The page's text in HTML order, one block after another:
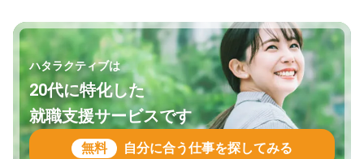
ハタラクティブは
20代に特化した
就職支援サービスです
無料 自分に合う仕事を探してみる